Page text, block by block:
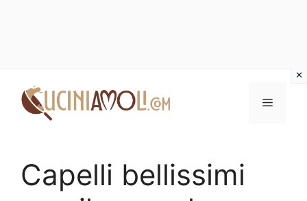
contenuto
Menu
Capelli bellissimi